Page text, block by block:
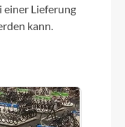
Halt
Gang
einer Lieferung
kann.